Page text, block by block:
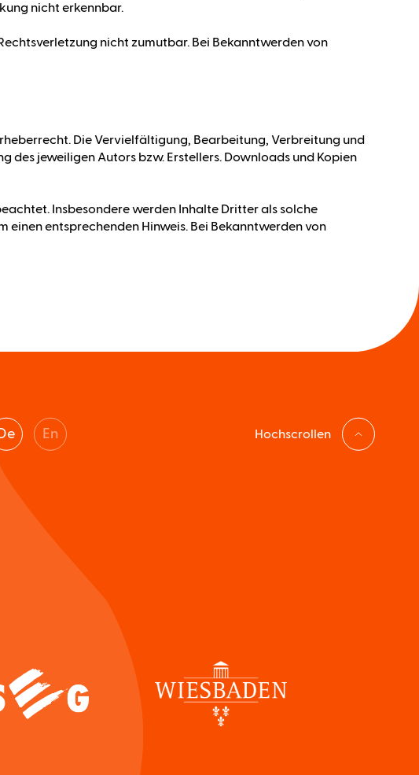
nicht erkennbar.
nicht zumutbar. Bei Bekanntwerden von
Die Vervielfältigung, Bearbeitung, Verbreitung und
jeweiligen Autors bzw. Erstellers. Downloads und Kopien
Insbesondere werden Inhalte Dritter als solche
entsprechenden Hinweis. Bei Bekanntwerden von
De En Hochscrollen